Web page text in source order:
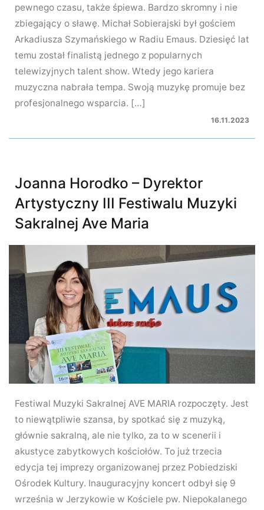
pewnego czasu, także śpiewa. Bardzo skromny i nie
zbiegający o sławę. Michał Sobierajski był gościem
Arkadiusza Szymańskiego w Radiu Emaus. Dziesięć lat
temu został finalistą jednego z popularnych
telewizyjnych talent show. Wtedy jego kariera
muzyczna nabrała tempa. Swoją muzykę promuje bez
profesjonalnego wsparcia. […]
16.11.2023
Joanna Horodko – Dyrektor
Artystyczny III Festiwalu Muzyki
Sakralnej Ave Maria
Festiwal Muzyki Sakralnej AVE MARIA rozpoczęty. Jest
to niewątpliwie szansa, by spotkać się z muzyką,
głównie sakralną, ale nie tylko, za to w scenerii i
akustyce zabytkowych kościołów. To już trzecia
edycja tej imprezy organizowanej przez Pobiedziski
Ośrodek Kultury. Inauguracyjny koncert odbył się 9
września w Jerzykowie w Kościele pw. Niepokalanego